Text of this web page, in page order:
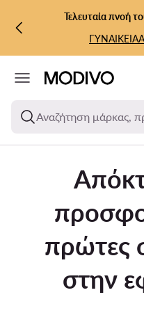
ΜΕΤΆΒΑΣΗ ΣΤΟ ΚΎΡΙΟ
ΜΕΤΆΒΑΣΗ ΣΤΗΝ
Τελευταία πνοή
ΓΥΝΑΙΚΕΙΑ
Αναζήτηση μάρκας,
πρώτες
στην